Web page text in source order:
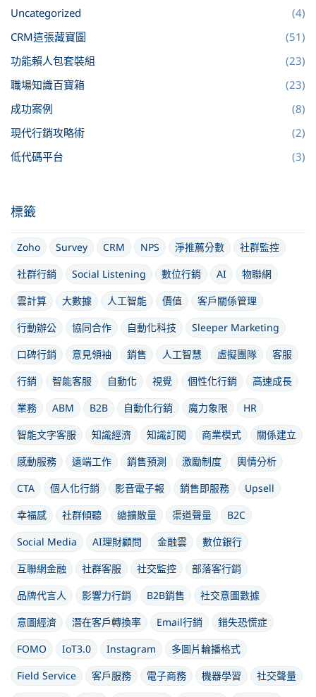
Uncategorized
(4)
CRM這張藏寶圖
(51)
功能賴人包套裝組
(23)
職場知識百寶箱
(23)
成功案例
(8)
現代行銷攻略術
(2)
低代碼平台
(3)
標籤
Zoho Survey CRM NPS 淨推薦分數
社群監控
社群行銷
Social Listening 數位行銷 AI
物聯網
雲計算
大數據 人工智能 價值
客戶關係管理
行動辦公
協同合作 自動化科技
Sleeper Marketing
口碑行銷
意見領袖 銷售 人工智慧 虛擬團隊
客服
行銷
智能客服 自動化 視覺 個性化行銷
高速成長
業務
ABM B2B 自動化行銷 魔力象限
HR
智能文字客服
知識經濟 知識訂閱 商業模式
關係建立
感動服務
遠端工作 銷售預測 激勵制度
輿情分析
CTA
個人化行銷 影音電子報 銷售即服務
Upsell
幸福感
社群傾聽 總擴散量 渠道聲量
B2C
Social Media
AI理財顧問 金融雲
數位銀行
互聯網金融
社群客服 社交監控
部落客行銷
品牌代言人
影響力行銷 B2B銷售
社交意圖數據
意圖經濟
潛在客戶轉換率 Email行銷
錯失恐慌症
FOMO
IoT3.0 Instagram
多圖片輪播格式
Field Service
客戶服務 電子商務 機器學習
社交聲量